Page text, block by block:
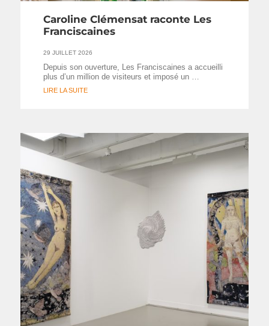
Caroline Clémensat raconte Les
Franciscaines
29 JUILLET 2026
Depuis son ouverture, Les Franciscaines a accueilli
plus d’un million de visiteurs et imposé un …
LIRE LA SUITE